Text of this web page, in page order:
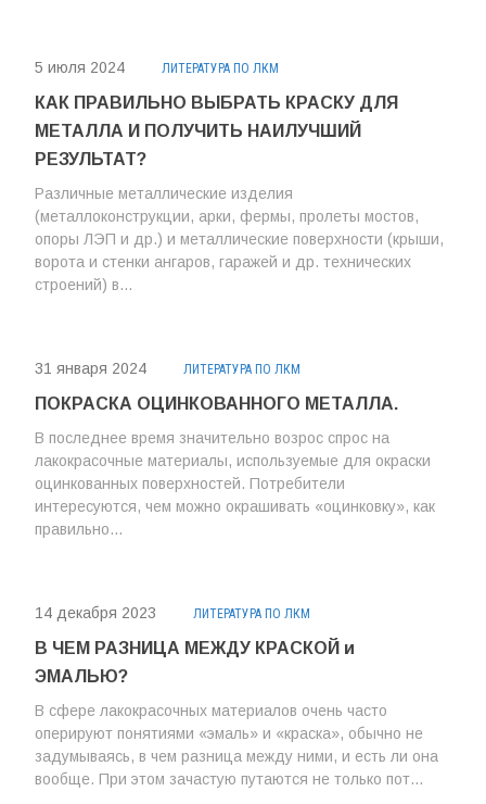
5 июля 2024 ЛИТЕРАТУРА ПО ЛКМ
КАК ПРАВИЛЬНО ВЫБРАТЬ КРАСКУ ДЛЯ
МЕТАЛЛА И ПОЛУЧИТЬ НАИЛУЧШИЙ
РЕЗУЛЬТАТ?
Различные металлические изделия
(металлоконструкции, арки, фермы, пролеты мостов,
опоры ЛЭП и др.) и металлические поверхности (крыши,
ворота и стенки ангаров, гаражей и др. технических
строений) в...
31 января 2024 ЛИТЕРАТУРА ПО ЛКМ
ПОКРАСКА ОЦИНКОВАННОГО МЕТАЛЛА.
В последнее время значительно возрос спрос на
лакокрасочные материалы, используемые для окраски
оцинкованных поверхностей. Потребители
интересуются, чем можно окрашивать «оцинковку», как
правильно...
14 декабря 2023 ЛИТЕРАТУРА ПО ЛКМ
В ЧЕМ РАЗНИЦА МЕЖДУ КРАСКОЙ и
ЭМАЛЬЮ?
В сфере лакокрасочных материалов очень часто
оперируют понятиями «эмаль» и «краска», обычно не
задумываясь, в чем разница между ними, и есть ли она
вообще. При этом зачастую путаются не только пот...